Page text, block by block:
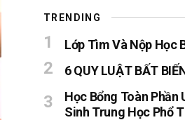
TRENDING
Lớp Tìm Và Nộp Học
6 QUY LUẬT BẤT
Học Bổng Toàn Phần
Sinh Trung Học Phổ